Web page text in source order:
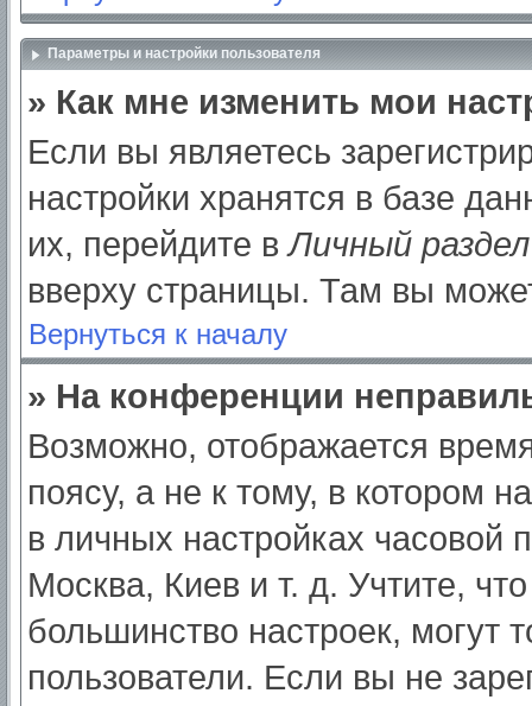
Параметры и настройки пользователя
» Как мне изменить мои
Если вы являетесь
настройки хранятся в базе
их, перейдите вЛичный раздел
вверху страницы. Там вы
Вернуться к началу
» На конференции
Возможно, отображается
поясу, а не к тому, в котором
в личных настройках часовой
Москва, Киев и т. д. Учтите,
большинство настроек, могут
пользователи. Если вы не